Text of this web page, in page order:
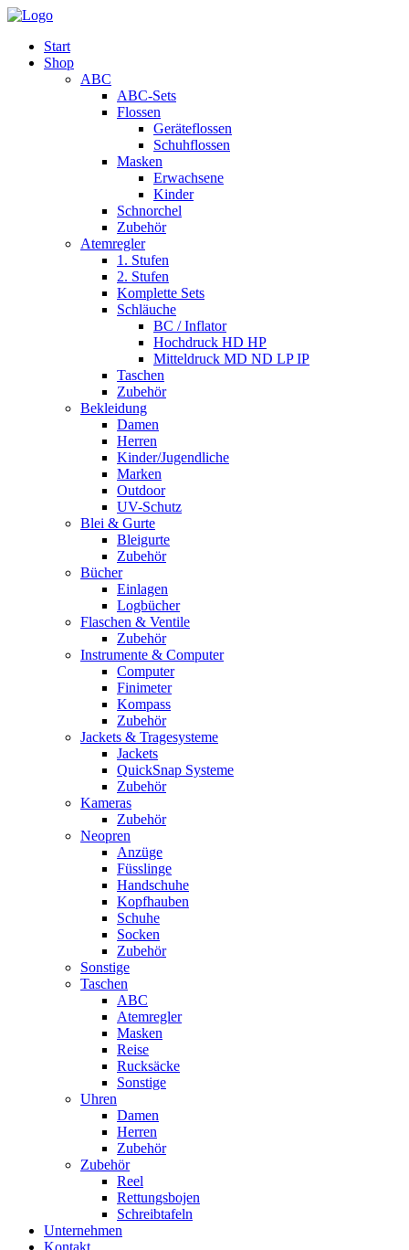
Start
Shop
ABC
ABC-Sets
Flossen
Geräteflossen
Schuhflossen
Masken
Erwachsene
Kinder
Schnorchel
Zubehör
Atemregler
1. Stufen
2. Stufen
Komplette Sets
Schläuche
BC / Inflator
Hochdruck HD HP
Mitteldruck MD ND LP IP
Taschen
Zubehör
Bekleidung
Damen
Herren
Kinder/Jugendliche
Marken
Outdoor
UV-Schutz
Blei & Gurte
Bleigurte
Zubehör
Bücher
Einlagen
Logbücher
Flaschen & Ventile
Zubehör
Instrumente & Computer
Computer
Finimeter
Kompass
Zubehör
Jackets & Tragesysteme
Jackets
QuickSnap Systeme
Zubehör
Kameras
Zubehör
Neopren
Anzüge
Füsslinge
Handschuhe
Kopfhauben
Schuhe
Socken
Zubehör
Sonstige
Taschen
ABC
Atemregler
Masken
Reise
Rucksäcke
Sonstige
Uhren
Damen
Herren
Zubehör
Zubehör
Reel
Rettungsbojen
Schreibtafeln
Unternehmen
Kontakt